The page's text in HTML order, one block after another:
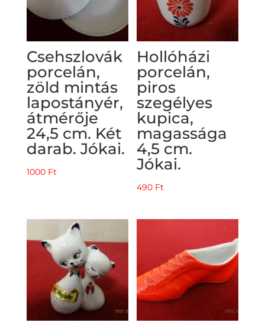
Csehszlovák
porcelán,
zöld mintás
lapostányér,
átmérője
24,5 cm. Két
darab. Jókai.
1000 Ft
Hollóházi
porcelán,
piros
szegélyes
kupica,
magassága
4,5 cm.
Jókai.
490 Ft